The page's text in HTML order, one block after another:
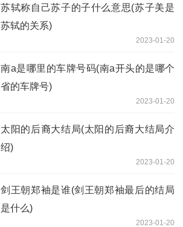
苏轼称自己苏子的子什么意思(苏子美是
苏轼的关系)
2023-01-20
南a是哪里的车牌号码(南a开头的是哪个
省的车牌号)
2023-01-20
太阳的后裔大结局(太阳的后裔大结局介
绍)
2023-01-20
剑王朝郑袖是谁(剑王朝郑袖最后的结局
是什么)
2023-01-20